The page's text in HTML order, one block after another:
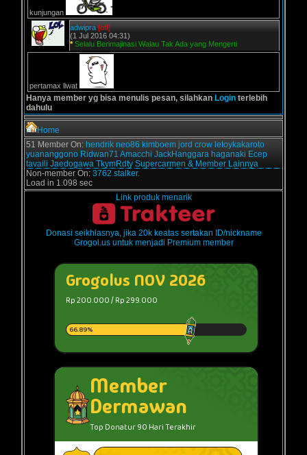
kunjungan
adwipra [off]
(1 Jul 2016 04:31)
* Selalu Berimajinasi Walau Tak Ada yang Mengerti
pertamax liwat
Hanya member yg bisa menulis pesan, silahkan Login terlebih
dahulu
Home
51 Member On: hendrik neo86 kimboem jord crow letoykakaroto
yuananggono Ridwan71 Amacchi JackHanggara haganaki Ecep
tavaili Jaedogawa TkymRdty Supercarmen & Member Lainnya
Non-member On: 3762 stalker.
Load in 1.098 sec
Link produk menarik
Donasi seikhlasnya, jika 20k keatas sertakan ID/nickname
Grogol.us untuk menjadi Premium member